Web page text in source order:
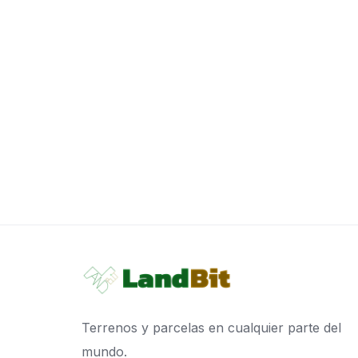
Terrenos y parcelas en cualquier parte del
mundo.